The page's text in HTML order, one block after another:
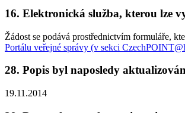
16. Elektronická služba, kterou lze
Žádost se podává prostřednictvím formuláře,
Portálu veřejné správy (v sekci
28. Popis byl naposledy
19.11.2014